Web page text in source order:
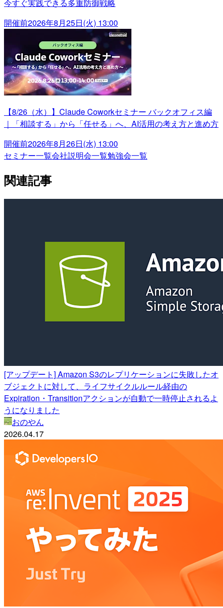
今すぐ実践できる多重防御戦略
開催前2026年8月25日(火) 13:00
【8/26（水）】Claude Coworkセミナー バックオフィス編
｜「相談する」から「任せる」へ、AI活用の考え方と進め方
開催前2026年8月26日(水) 13:00
セミナー一覧会社説明会一覧勉強会一覧
関連記事
[アップデート] Amazon S3のレプリケーションに失敗したオ
ブジェクトに対して、ライフサイクルルール経由の
Expiration・Transitionアクションが自動で一時停止されるよ
うになりました
おのやん
2026.04.17